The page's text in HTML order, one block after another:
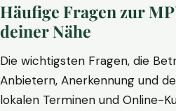
Häufige Fragen zur
deiner Nähe
Die wichtigsten Fragen, die
Anbietern, Anerkennung und
lokalen Terminen und Online-